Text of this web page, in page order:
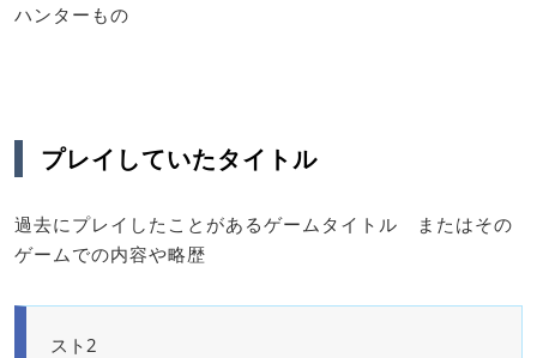
ハンターもの
プレイしていたタイトル
過去にプレイしたことがあるゲームタイトル またはその
ゲームでの内容や略歴
スト2